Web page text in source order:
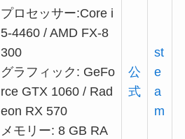
プロセッサー:Core i
5-4460 / AMD FX-8
300
グラフィック: GeFo
rce GTX 1060 / Rad
eon RX 570
メモリー: 8 GB RA
公
式
st
e
a
m